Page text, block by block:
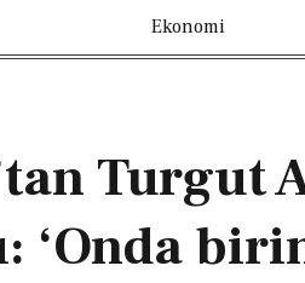
Ekonomi
Turgut
‘Onda